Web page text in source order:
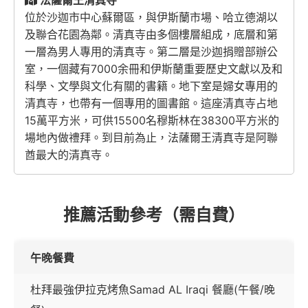
位於沙迦市中心蘇爾區，與伊斯蘭市場、哈立德湖以
及聯合花園為鄰。清真寺由多個樓層組成，底層和第
一層為男人專用的清真寺。第二層是沙迦捐贈部辦公
室，一個藏有7000余冊和伊斯蘭重要歷史文獻以及和
科學、文學與文化有關的書籍。地下室是婦女專用的
清真寺，也帶有一個專用的圖書館。這座清真寺占地
15萬平方米，可供15500名穆斯林在38300平方米的
場地內做禮拜。到目前為止，法薩爾王清真寺是阿聯
酋最大的清真寺。
推薦活動參考（需自費）
午晚餐費
杜拜最強伊拉克烤魚Samad AL Iraqi 餐廳(午餐/晚